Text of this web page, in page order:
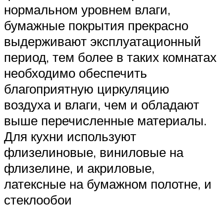
нормальном уровнем влаги,
бумажные покрытия прекрасно
выдерживают эксплуатационный
период, тем более в таких комнатах
необходимо обеспечить
благоприятную циркуляцию
воздуха и влаги, чем и обладают
выше перечисленные материалы.
Для кухни используют
флизелиновые, виниловые на
флизелине, и акриловые,
латексные на бумажном полотне, и
стеклообои